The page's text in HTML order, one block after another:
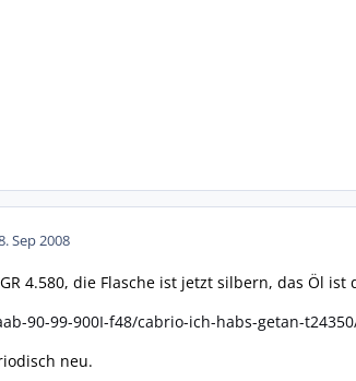
Sep 2008
4.580, die Flasche ist jetzt silbern, das Öl
90-99-900I-f48/cabrio-ich-habs-getan-
neu.